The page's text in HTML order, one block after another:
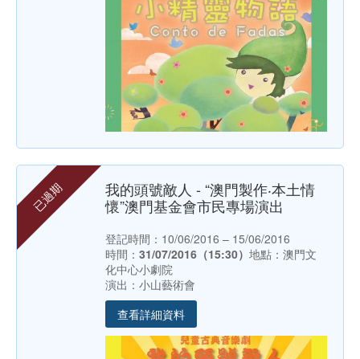
已過期
我的頭號敵人 - “澳門製作‧本土情
懷”澳門基金會市民專場演出
登記時間：10/06/2016 – 15/06/2016
時間： 31/07/2016（15:30） 地點：澳門文
化中心小劇院
演出：小山藝術會
查看詳細資料